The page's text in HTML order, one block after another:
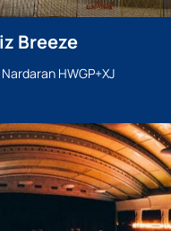
Breeze
HWGP+XJ